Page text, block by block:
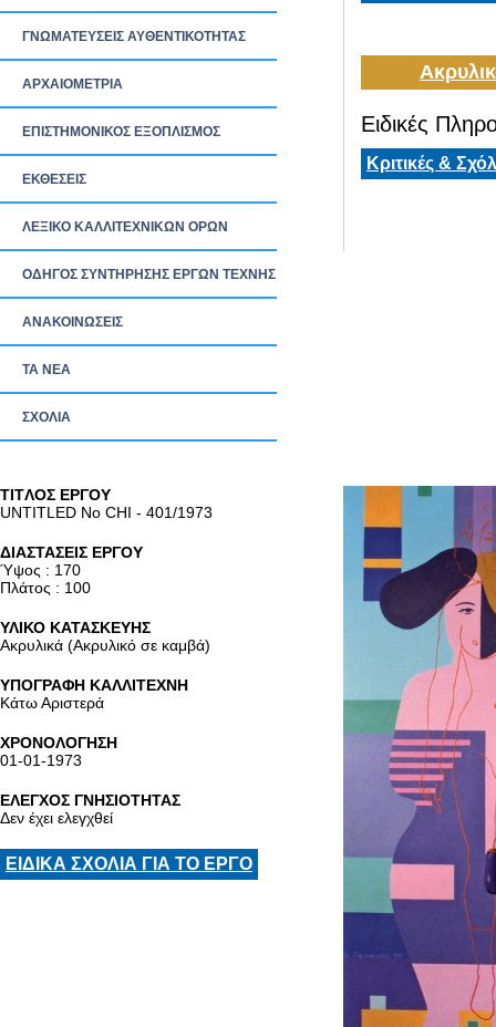
ΓΝΩΜΑΤΕΥΣΕΙΣ ΑΥΘΕΝΤΙΚΟΤΗΤΑΣ
ΑΡΧΑΙΟΜΕΤΡΙΑ
ΕΠΙΣΤΗΜΟΝΙΚΟΣ ΕΞΟΠΛΙΣΜΟΣ
ΕΚΘΕΣΕΙΣ
ΛΕΞΙΚΟ ΚΑΛΛΙΤΕΧΝΙΚΩΝ ΟΡΩΝ
ΟΔΗΓΟΣ ΣΥΝΤΗΡΗΣΗΣ ΕΡΓΩΝ ΤΕΧΝΗΣ
ΑΝΑΚΟΙΝΩΣΕΙΣ
ΤΑ ΝEΑ
ΣΧΟΛΙΑ
Ειδικές
Κριτικές &
TITΛΟΣ ΕΡΓΟΥ
UNTITLED No CHI - 401/1973
ΔΙΑΣΤΑΣΕΙΣ ΕΡΓΟΥ
Ύψος : 170
Πλάτος : 100
ΥΛΙΚΟ ΚΑΤΑΣΚΕΥΗΣ
Ακρυλικά (Ακρυλικό σε καμβά)
ΥΠΟΓΡΑΦΗ ΚΑΛΛΙΤΕΧΝΗ
Κάτω Αριστερά
ΧΡΟΝΟΛΟΓΗΣΗ
01-01-1973
ΕΛΕΓΧΟΣ ΓΝΗΣΙΟΤΗΤΑΣ
Δεν έχει ελεγχθεί
ΕΙΔΙΚΑ ΣΧΟΛΙΑ ΓΙΑ ΤΟ ΕΡΓΟ